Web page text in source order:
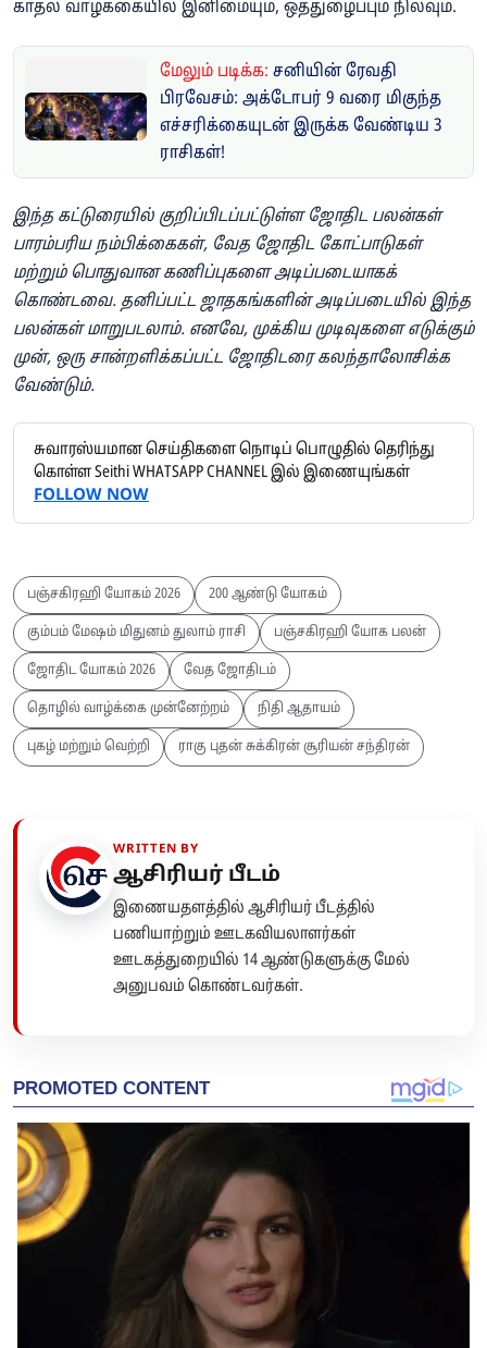
காதல் வாழ்க்கையில் இனிமையும், ஒத்துழைப்பும் நிலவும்.
மேலும் படிக்க: சனியின் ரேவதி
பிரவேசம்: அக்டோபர் 9 வரை மிகுந்த
எச்சரிக்கையுடன் இருக்க வேண்டிய 3
ராசிகள்!
இந்த கட்டுரையில் குறிப்பிடப்பட்டுள்ள ஜோதிட பலன்கள்
பாரம்பரிய நம்பிக்கைகள், வேத ஜோதிட கோட்பாடுகள்
மற்றும் பொதுவான கணிப்புகளை அடிப்படையாகக்
கொண்டவை. தனிப்பட்ட ஜாதகங்களின் அடிப்படையில் இந்த
பலன்கள் மாறுபடலாம். எனவே, முக்கிய முடிவுகளை எடுக்கும்
முன், ஒரு சான்றளிக்கப்பட்ட ஜோதிடரை கலந்தாலோசிக்க
வேண்டும்.
சுவாரஸ்யமான செய்திகளை நொடிப் பொழுதில் தெரிந்து
கொள்ள Seithi WHATSAPP CHANNEL இல் இணையுங்கள்
FOLLOW NOW
பஞ்சகிரஹி யோகம் 2026 200 ஆண்டு யோகம்
கும்பம் மேஷம் மிதுனம் துலாம் ராசி பஞ்சகிரஹி யோக பலன்
ஜோதிட யோகம் 2026 வேத ஜோதிடம்
தொழில் வாழ்க்கை முன்னேற்றம் நிதி ஆதாயம்
புகழ் மற்றும் வெற்றி ராகு புதன் சுக்கிரன் சூரியன் சந்திரன்
WRITTEN BY
ஆசிரியர் பீடம்
இணையதளத்தில் ஆசிரியர் பீடத்தில்
பணியாற்றும் ஊடகவியலாளர்கள்
ஊடகத்துறையில் 14 ஆண்டுகளுக்கு மேல்
அனுபவம் கொண்டவர்கள்.